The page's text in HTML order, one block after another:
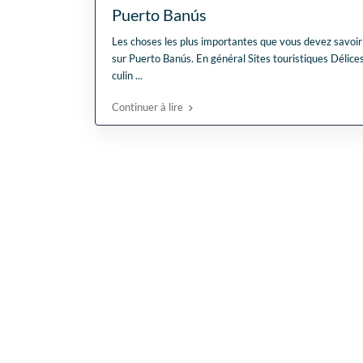
Puerto Banús
Les choses les plus importantes que vous devez savoir
sur Puerto Banús. En général Sites touristiques Délices
culin...
Continuer à lire